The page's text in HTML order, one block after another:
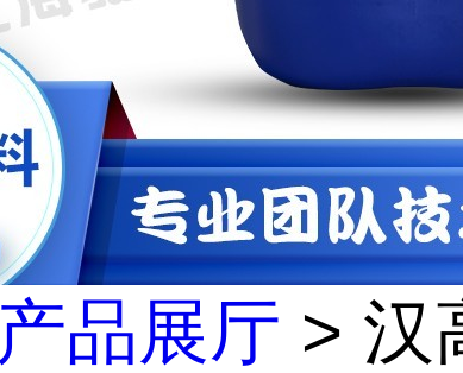
产品展厅 > 汉